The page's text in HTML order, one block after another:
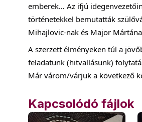
emberek… Az ifjú
történetekkel bemutatták
Mihajlovic-nak és Major
A szerzett élményeken túl a
feladatunk (hitvallásunk)
Már várom/várjuk a következő
Kapcsolódó fájlok